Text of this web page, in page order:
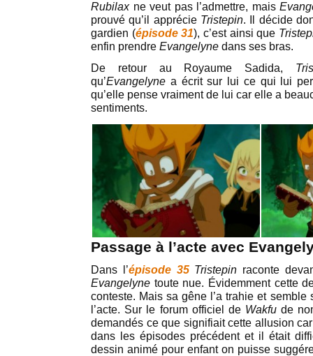
Rubilax ne veut pas l’admettre, mais
prouvé qu’il apprécie Tristepin. Il décide
gardien (épisode 31), c’est ainsi que
enfin prendre Evangelyne dans ses bras.
De retour au Royaume Sadida,
qu’Evangelyne a écrit sur lui ce qui lui
qu’elle pense vraiment de lui car elle a
sentiments.
Passage à l’acte avec
Dans l’épisode 35 Tristepin raconte
Evangelyne toute nue. Évidemment cette
conteste. Mais sa gêne l’a trahie et semble
l’acte. Sur le forum officiel de Wakfude
demandés ce que signifiait cette allusion
dans les épisodes précédent et il était
dessin animé pour enfant on puisse